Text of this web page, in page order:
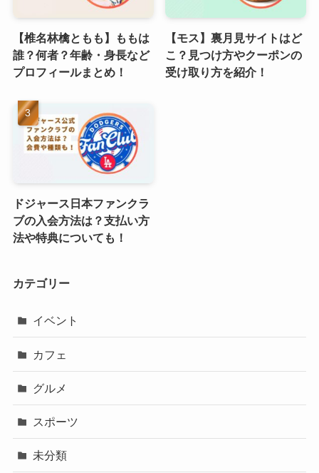
【椎名林檎ともも】ももは
誰？何者？年齢・身長など
プロフィールまとめ！
【モス】裏月見サイトはど
こ？見つけ方やクーポンの
受け取り方を紹介！
ドジャース日本ファンクラ
ブの入会方法は？支払い方
法や特典についても！
カテゴリー
イベント
カフェ
グルメ
スポーツ
未分類